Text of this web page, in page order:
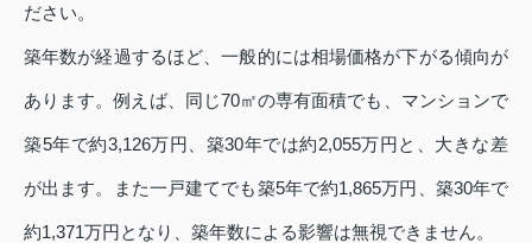
ださい。
築年数が経過するほど、一般的には相場価格が下がる傾向が
あります。例えば、同じ70㎡の専有面積でも、マンションで
築5年で約3,126万円、築30年では約2,055万円と、大きな差
が出ます。また一戸建てでも築5年で約1,865万円、築30年で
約1,371万円となり、築年数による影響は無視できません。